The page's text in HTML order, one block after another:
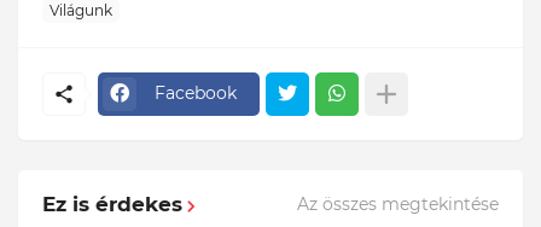
Világunk
Facebook
Ez is érdekes Az összes megtekintése